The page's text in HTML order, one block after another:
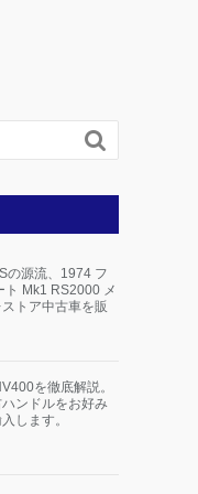

の源流、1974 フ
ト Mk1 RS2000 メ
トア中古車を販
を徹底解説。
ンドルをお好み
します。